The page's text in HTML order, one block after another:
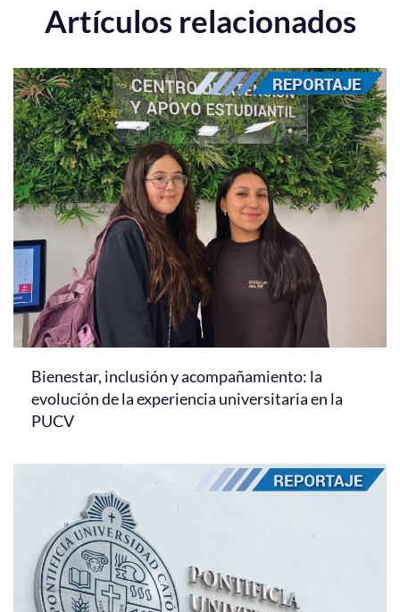
Artículos relacionados
Bienestar, inclusión y acompañamiento: la
evolución de la experiencia universitaria en la
PUCV